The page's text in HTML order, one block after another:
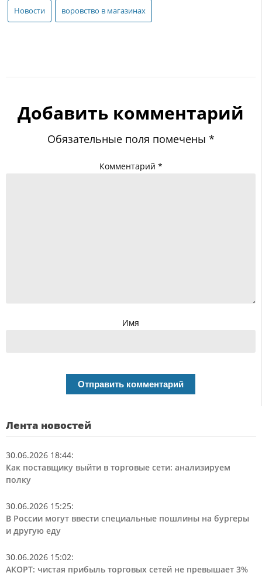
Новости воровство в магазинах
Добавить комментарий
Обязательные поля помечены *
Комментарий *
Имя
Лента новостей
30.06.2026 18:44:
Как поставщику выйти в торговые сети: анализируем
полку
30.06.2026 15:25:
В России могут ввести специальные пошлины на бургеры
и другую еду
30.06.2026 15:02:
АКОРТ: чистая прибыль торговых сетей не превышает 3%